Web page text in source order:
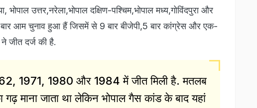
उत्तर,नरेला,भोपाल दक्षिण-पश्चिम,भोपाल मध्य,गोविंदपुरा और
आम चुनाव हुआ हैं जिसमें से 9 बार बीजेपी,5 बार कांग्रेस और एक-
जीत दर्ज की है.
1971, 1980 और 1984 में जीत मिली है. मतलब
माना जाता था लेकिन भोपाल गैस कांड के बाद यहां